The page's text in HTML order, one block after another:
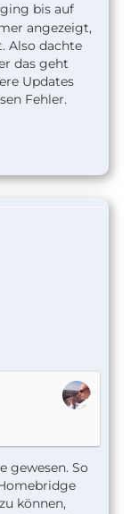
bis auf
angezeigt,
Also dachte
das geht
Updates
Fehler.
gewesen. So
können,